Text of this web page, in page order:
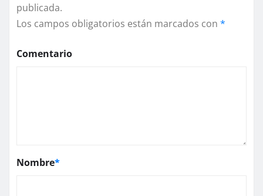
publicada.
Los campos obligatorios están marcados con *
Comentario
Nombre*